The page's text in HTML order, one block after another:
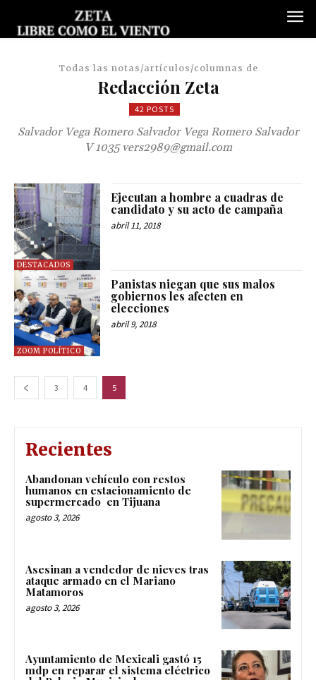
Todas las notas/artículos/columnas de
Redacción Zeta
42 POSTS
Salvador Vega Romero Salvador Vega Romero Salvador
V 1035vers2989@gmail.com
DESTACADOS
Ejecutan a hombre a cuadras de
candidato y su acto de campaña
abril 11, 2018
ZOOM POLÍTICO
Panistas niegan que sus malos
gobiernos les afecten en
elecciones
abril 9, 2018
3 4 5
Recientes
Abandonan vehículo con restos
humanos en estacionamiento de
supermercado en Tijuana
agosto 3, 2026
Asesinan a vendedor de nieves tras
ataque armado en el Mariano
Matamoros
agosto 3, 2026
Ayuntamiento de Mexicali gastó 15
mdp en reparar el sistema eléctrico